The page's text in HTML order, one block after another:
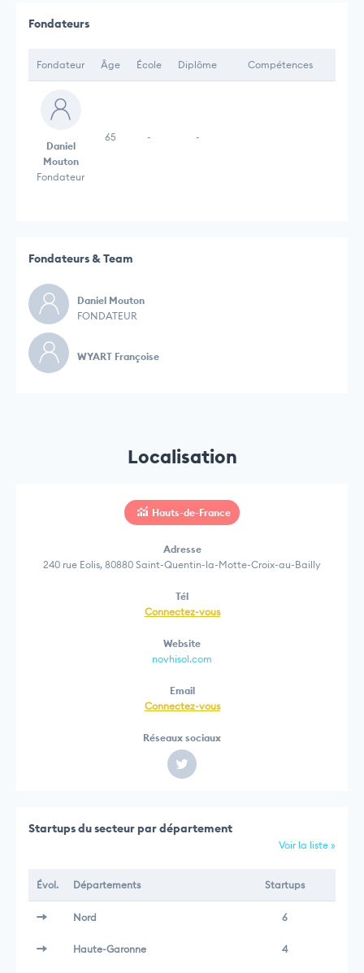
Fondateurs
Fondateur Âge École Diplôme Compétences
Daniel
Mouton
Fondateur
65 - -
Fondateurs & Team
Daniel Mouton
FONDATEUR
WYART Françoise
Localisation
Hauts-de-France
Adresse
240 rue Eolis, 80880 Saint-Quentin-la-Motte-Croix-au-Bailly
Tél
Connectez-vous
Website
novhisol.com
Email
Connectez-vous
Réseaux sociaux
Startups du secteur par département
Voir la liste »
Évol. Départements Startups
Nord 6
Haute-Garonne 4